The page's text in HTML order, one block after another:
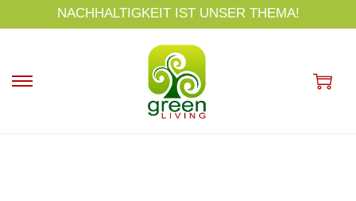
p
NACHHALTIGKEIT IST UNSER THEMA!